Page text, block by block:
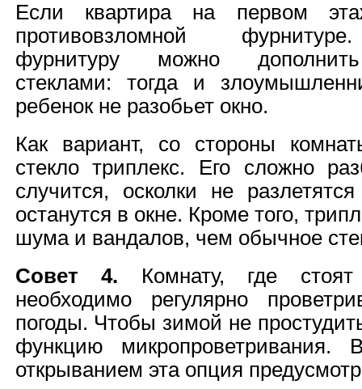
Если квартира на первом
противовзломной
фурнитуру можно
стеклами: тогда и
ребенок не разобьет окно.
Как вариант, со стороны
стекло триплекс. Его сложно
случится, осколки не
останутся в окне. Кроме того,
шума и вандалов, чем обычное
Совет 4. Комнату, где
необходимо регулярно
погоды. Чтобы зимой не
функцию
открыванием эта опция